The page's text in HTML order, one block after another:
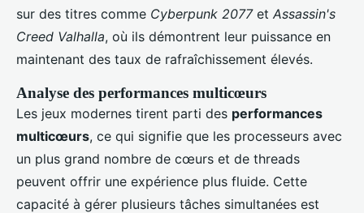
sur des titres comme Cyberpunk 2077et Assassin's
Creed Valhalla, où ils démontrent leur puissance en
maintenant des taux de rafraîchissement élevés.
Analyse des performances multicœurs
Les jeux modernes tirent parti des performances
multicœurs, ce qui signifie que les processeurs avec
un plus grand nombre de cœurs et de threads
peuvent offrir une expérience plus fluide. Cette
capacité à gérer plusieurs tâches simultanées est